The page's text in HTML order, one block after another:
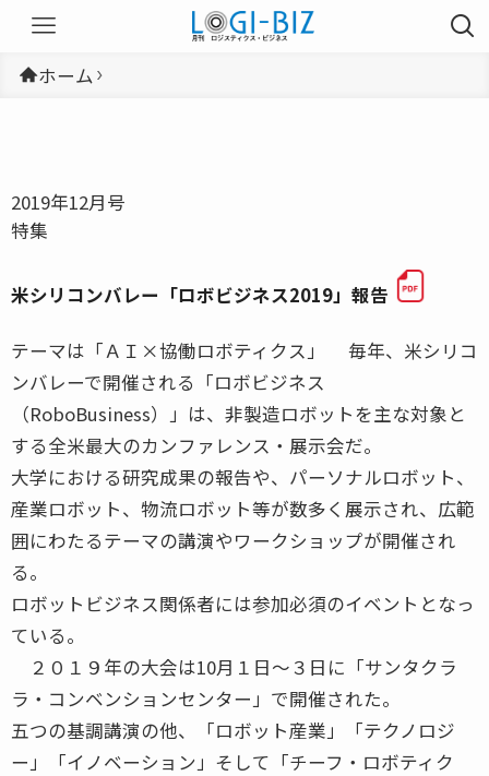
ホーム
2019年12月号
特集
米シリコンバレー「ロボビジネス2019」報告
テーマは「ＡＩ×協働ロボティクス」 毎年、米シリコ
ンバレーで開催される「ロボビジネス
（RoboBusiness）」は、非製造ロボットを主な対象と
する全米最大のカンファレンス・展示会だ。
大学における研究成果の報告や、パーソナルロボット、
産業ロボット、物流ロボット等が数多く展示され、広範
囲にわたるテーマの講演やワークショップが開催され
る。
ロボットビジネス関係者には参加必須のイベントとなっ
ている。
２０１９年の大会は10月１日〜３日に「サンタクラ
ラ・コンベンションセンター」で開催された。
五つの基調講演の他、「ロボット産業」「テクノロジ
ー」「イノベーション」そして「チーフ・ロボティク